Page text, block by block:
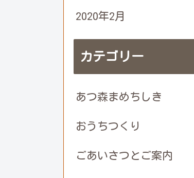
2020年2月
カテゴリー
あつ森まめちしき
おうちつくり
ごあいさつとご案内